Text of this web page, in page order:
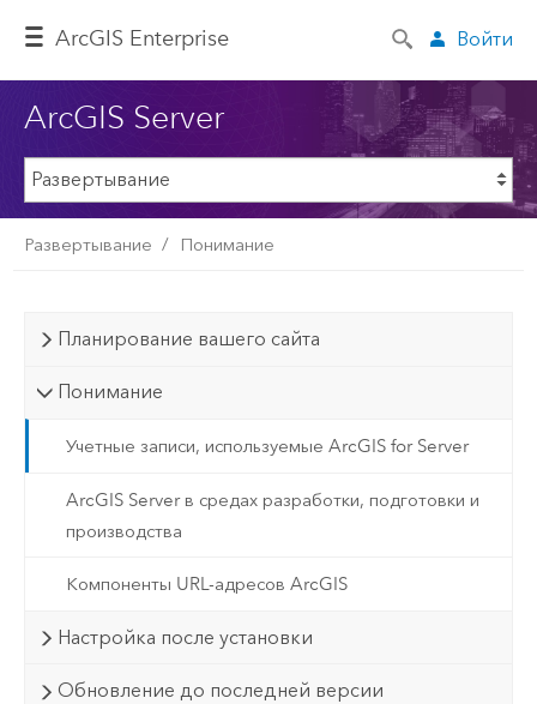
ArcGIS Enterprise Войти
ArcGIS Server
Развертывание Понимание
Планирование вашего сайта
Понимание
Учетные записи, используемые ArcGIS for Server
ArcGIS Server в средах разработки, подготовки и
производства
Компоненты URL-адресов ArcGIS
Настройка после установки
Обновление до последней версии